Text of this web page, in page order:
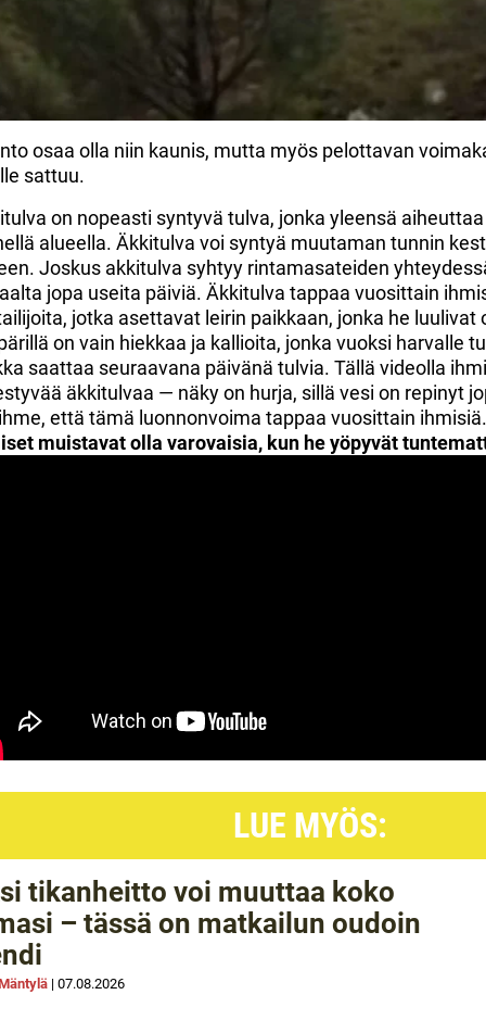
osaa olla niin kaunis, mutta myös pelottavan
sattuu.
on nopeasti syntyvä tulva, jonka yleensä
alueella. Äkkitulva voi syntyä muutaman tunnin
Joskus akkitulva syhtyy rintamasateiden
jopa useita päiviä. Äkkitulva tappaa vuosittain
jotka asettavat leirin paikkaan, jonka he luulivat
on vain hiekkaa ja kallioita, jonka vuoksi harvalle
saattaa seuraavana päivänä tulvia. Tällä videolla
äkkitulvaa — näky on hurja, sillä vesi on repinyt
että tämä luonnonvoima tappaa vuosittain ihmisiä.
muistavat olla varovaisia, kun he yöpyvät
LUE MYÖS:
tikanheitto voi muuttaa koko
– tässä on matkailun oudoin
| 07.08.2026